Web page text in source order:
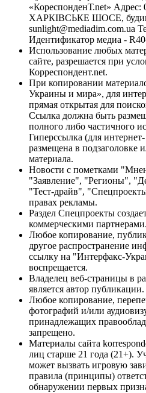
«КореспонденТ.net» Адрес:
ХАРКІВСЬКЕ ШОСЕ,
sunlight@mediadim.com.ua
Идентификатор медиа -
Использование любых
сайте, разрешается при
Корреспондент.net.
При копировании
Украины и мира», для
прямая открытая для
Ссылка должна быть
полного либо частичного
Гиперссылка (для
размещена в подзаголовке
материала.
Новости с пометками
"Заявление", "Регионы",
"Тест-драйв",
правах рекламы.
Раздел Спецпроекты
коммерческими партнерами.
Любое копирование,
другое распространение
ссылку на "Интерфакс-
воспрещается.
Владелец веб-страницы в
является автор публикации.
Любое копирование,
фотографий и/или
принадлежащих
запрещено.
Материалы сайта
лиц старше 21 года (21+).
может вызвать игровую
правила (принципы)
обнаружении первых